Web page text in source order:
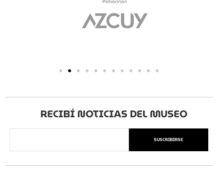
RECIBÍ NOTICIAS DEL MUSEO
SUSCRIBIRSE